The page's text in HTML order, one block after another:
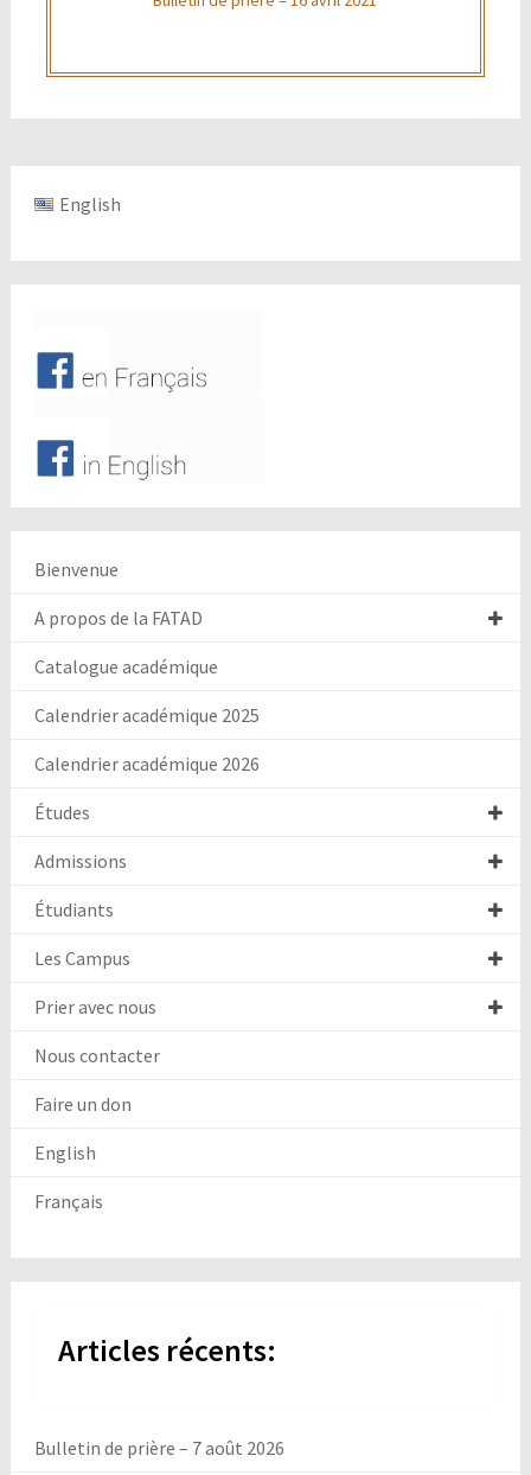
English
Bienvenue
A propos de la FATAD
Catalogue académique
Calendrier académique 2025
Calendrier académique 2026
Études
Admissions
Étudiants
Les Campus
Prier avec nous
Nous contacter
Faire un don
English
Français
Articles récents:
Bulletin de prière – 7 août 2026